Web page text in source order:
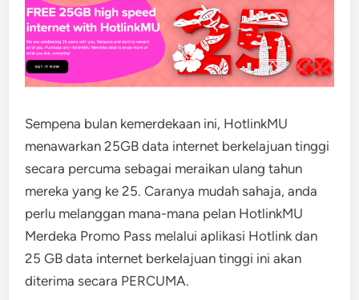
Sempena bulan kemerdekaan ini, HotlinkMU
menawarkan 25GB data internet berkelajuan tinggi
secara percuma sebagai meraikan ulang tahun
mereka yang ke 25. Caranya mudah sahaja, anda
perlu melanggan mana-mana pelan HotlinkMU
Merdeka Promo Pass melalui aplikasi Hotlink dan
25 GB data internet berkelajuan tinggi ini akan
diterima secara PERCUMA.